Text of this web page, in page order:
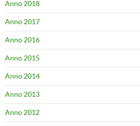
Anno 2018
Anno 2017
Anno 2016
Anno 2015
Anno 2014
Anno 2013
Anno 2012